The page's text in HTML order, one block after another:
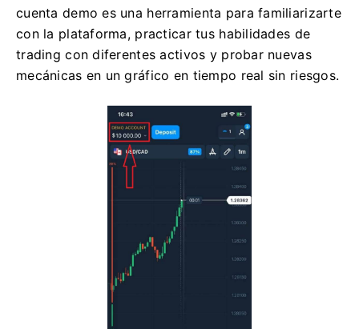
cuenta demo es una herramienta para familiarizarte
con la plataforma, practicar tus habilidades de
trading con diferentes activos y probar nuevas
mecánicas en un gráfico en tiempo real sin riesgos.